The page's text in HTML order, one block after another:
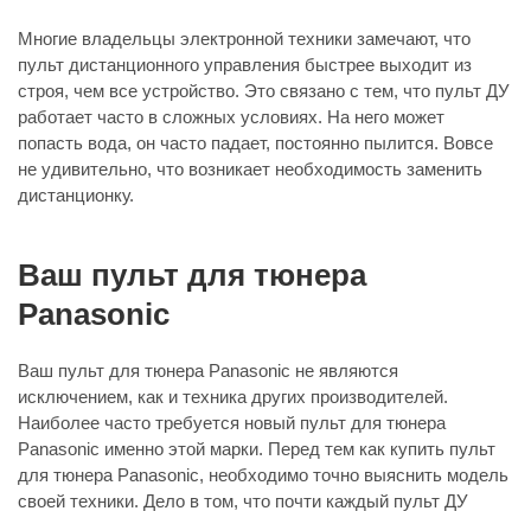
Многие владельцы электронной техники замечают, что
пульт дистанционного управления быстрее выходит из
строя, чем все устройство. Это связано с тем, что пульт ДУ
работает часто в сложных условиях. На него может
попасть вода, он часто падает, постоянно пылится. Вовсе
не удивительно, что возникает необходимость заменить
дистанционку.
Ваш пульт для тюнера
Panasonic
Ваш пульт для тюнера Panasonic не являются
исключением, как и техника других производителей.
Наиболее часто требуется новый пульт для тюнера
Panasonic именно этой марки. Перед тем как купить пульт
для тюнера Panasonic, необходимо точно выяснить модель
своей техники. Дело в том, что почти каждый пульт ДУ